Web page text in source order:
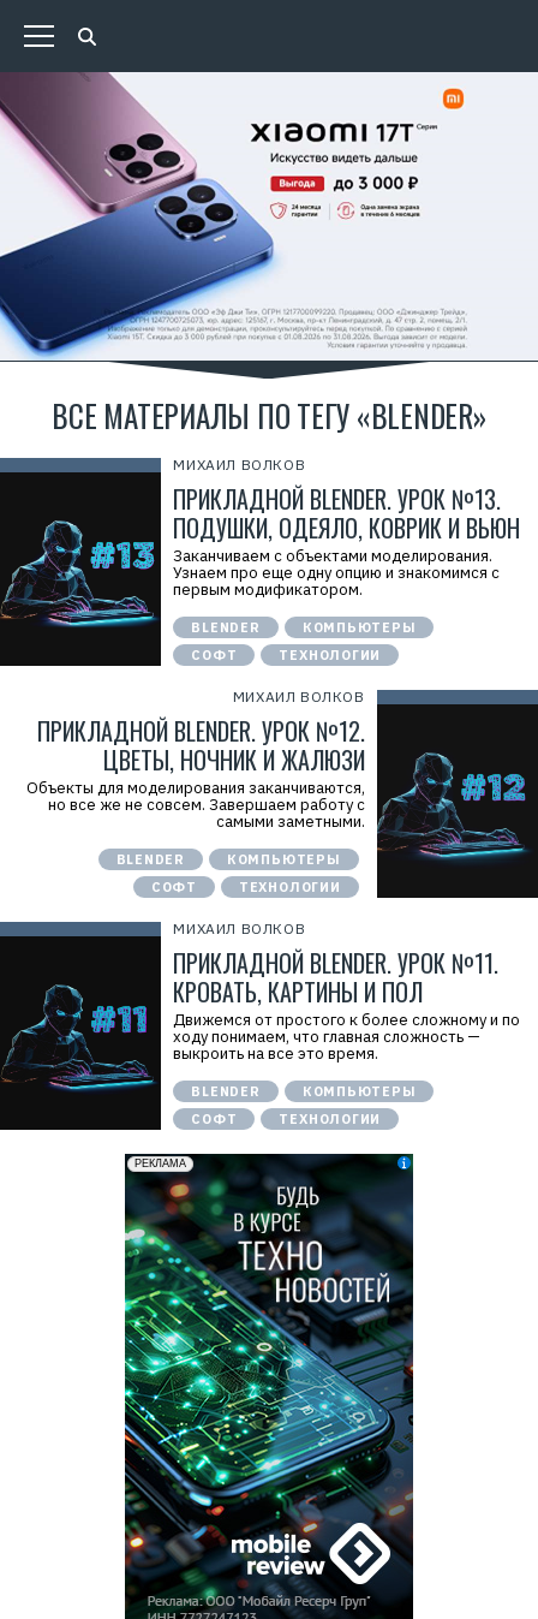
ВСЕ МАТЕРИАЛЫ ПО ТЕГУ «BLENDER»
МИХАИЛ ВОЛКОВ
ПРИКЛАДНОЙ BLENDER. УРОК №13.
ПОДУШКИ, ОДЕЯЛО, КОВРИК И ВЬЮН
Заканчиваем с объектами моделирования.
Узнаем про еще одну опцию и знакомимся с
первым модификатором.
BLENDER
КОМПЬЮТЕРЫ
СОФТ
ТЕХНОЛОГИИ
МИХАИЛ ВОЛКОВ
ПРИКЛАДНОЙ BLENDER. УРОК №12.
ЦВЕТЫ, НОЧНИК И ЖАЛЮЗИ
Объекты для моделирования заканчиваются,
но все же не совсем. Завершаем работу с
самыми заметными.
BLENDER
КОМПЬЮТЕРЫ
СОФТ
ТЕХНОЛОГИИ
МИХАИЛ ВОЛКОВ
ПРИКЛАДНОЙ BLENDER. УРОК №11.
КРОВАТЬ, КАРТИНЫ И ПОЛ
Движемся от простого к более сложному и по
ходу понимаем, что главная сложность —
выкроить на все это время.
BLENDER
КОМПЬЮТЕРЫ
СОФТ
ТЕХНОЛОГИИ